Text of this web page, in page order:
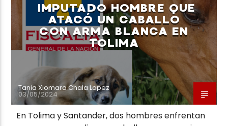
IMPUTADO HOMBRE QUE
ATACÓ UN CABALLO
CON ARMA BLANCA EN
TOLIMA
Tania Xiomara Chala Lopez
03/05/2024
En Tolima y Santander, dos hombres enfrentan